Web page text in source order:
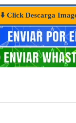
⬇️ Click Descarga